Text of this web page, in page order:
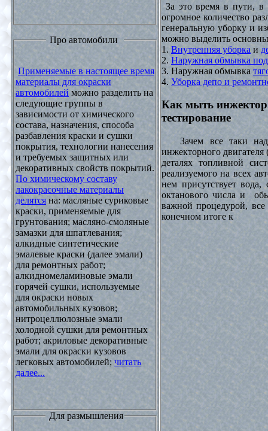
Про автомобили
Применяемые в настоящее время
материалы для окраски
автомобилей можно разделить на
следующие группы в
зависимости от химического
состава, назначения, способа
разбавления краски и сушки
покрытия, технологии нанесения
и требуемых защитных или
декоративных свойств покрытий.
По химическому составу
лакокрасочные материалы
делятся на: масляные суриковые
краски, применяемые для
грунтования; масляно-смоляные
замазки для шпатлевания;
алкидные синтетические
эмалевые краски (далее эмали)
для ремонтных работ;
алкидномеламиновые эмали
горячей сушки, используемые
для окраски новых
автомобильных кузовов;
нитроцеллюлозные эмали
холодной сушки для ремонтных
работ; акриловые декоративные
эмали для окраски кузовов
легковых автомобилей; читать
далее...
Для размышления
За это время в пути, в
огромное количество
генеральную уборку и
можно выделить
1. Внутренняя уборка и
2. Наружная обмывка
3. Наружная обмывка
4. Уборка депо и
Как мыть
тестирование
Зачем все таки
инжекторного
деталях топливной
реализуемого на всех
нем присутствует
октанового числа и
важной процедурой, все
конечном итоге к